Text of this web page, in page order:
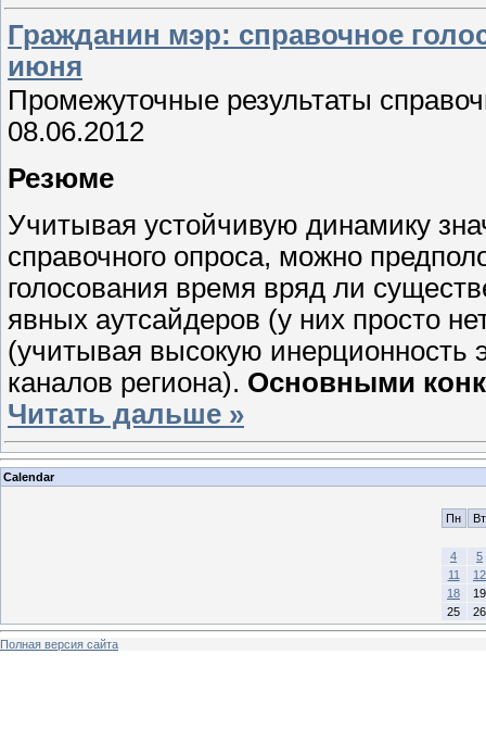
Гражданин мэр: справочное
июня
Промежуточные результаты
08.06.2012
Резюме
Учитывая устойчивую динамику
справочного опроса, можно
голосования время вряд ли
явных аутсайдеров (у них просто
(учитывая высокую инерционность
каналов региона). Основными
Читать дальше »
Calendar
Пн Вт
4
5
11
12
18
19
25
26
Полная версия сайта